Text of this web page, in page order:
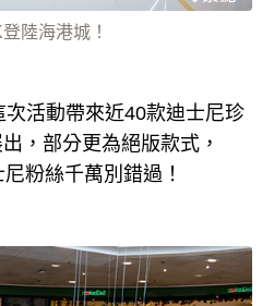
陸海港城！
活動帶來近40款迪士尼珍
，部分更為絕版款式，
粉絲千萬別錯過！